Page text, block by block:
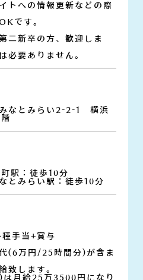
トへの情報更新などの際
です。
二新卒の方、歓迎しま
必要ありません。
なとみらい2-2-1 横浜
駅：徒歩10分
とみらい駅：徒歩10分
手当+賞与
(6万円/25時間分)が含ま
致します。
月給25万3500円になり